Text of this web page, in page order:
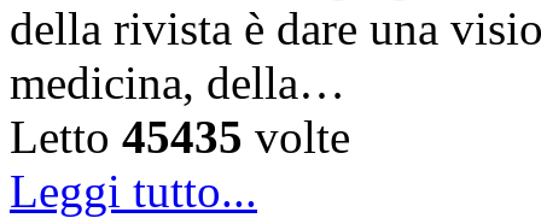
della rivista è dare una
medicina, della…
Letto 45435 volte
Leggi tutto...